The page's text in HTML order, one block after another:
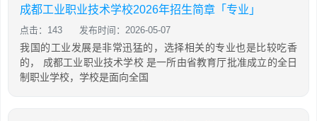
成都工业职业技术学校2026年招生简章「专业」
点击：143 发布时间：2026-05-07
我国的工业发展是非常迅猛的，选择相关的专业也是比较吃香
的， 成都工业职业技术学校 是一所由省教育厅批准成立的全日
制职业学校，学校是面向全国